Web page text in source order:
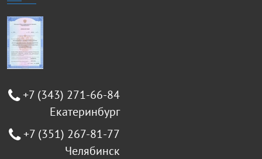
+7 (343) 271-66-84
Екатеринбург
+7 (351) 267-81-77
Челябинск